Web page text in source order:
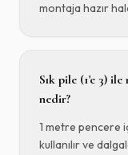
montaja hazır
Sık pile (1'e 3)
nedir?
1 metre pencere
kullanılır ve